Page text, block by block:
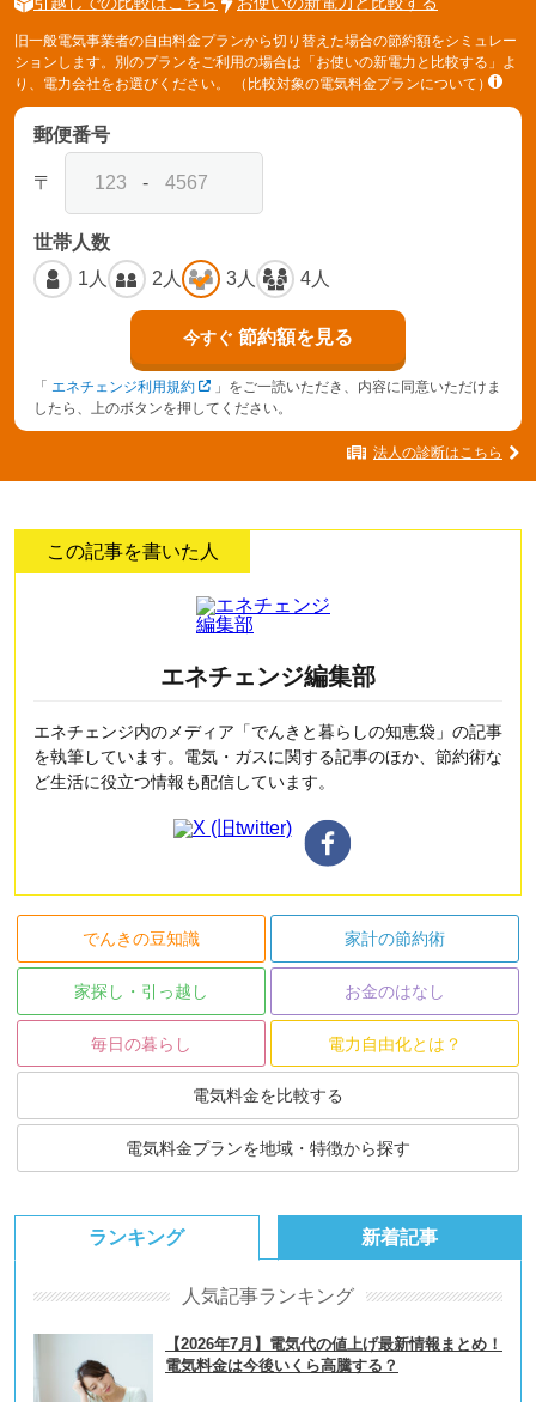
旧一般電気事業者の自由料金プランから切り替えた場合の節約額をシミュレー
ションします。別のプランをご利用の場合は「お使いの新電力と比較する」よ
り、電力会社をお選びください。
（比較対象の電気料金プランについて）
郵便番号
〒 -
世帯人数
1人
2人 3人 4人
今すぐ 節約額を見る
「 エネチェンジ利用規約
」をご一読いただき、内容に同意いただけま
したら、上のボタンを押してください。
法人の診断はこちら
この記事を書いた人
エネチェンジ編集部
エネチェンジ内のメディア「でんきと暮らしの知恵袋」の記事
を執筆しています。電気・ガスに関する記事のほか、節約術な
ど生活に役立つ情報も配信しています。
でんきの豆知識 家計の節約術
家探し・引っ越し お金のはなし
毎日の暮らし 電力自由化とは？
電気料金を比較する
電気料金プランを地域・特徴から探す
ランキング
人気記事ランキング
【2026年7月】電気代の値上げ最新情報まとめ！
電気料金は今後いくら高騰する？
新着記事